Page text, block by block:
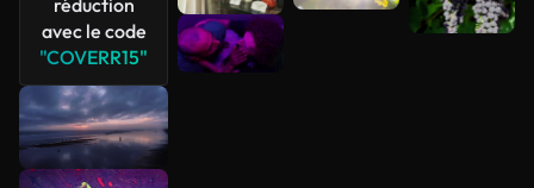
avec le code
"COVERR15"